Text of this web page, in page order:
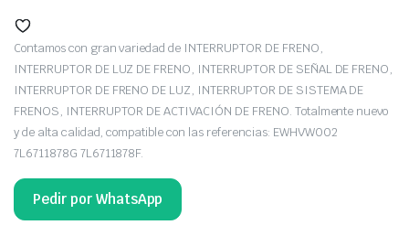
Contamos con gran variedad de INTERRUPTOR DE FRENO,
INTERRUPTOR DE LUZ DE FRENO, INTERRUPTOR DE SEÑAL DE FRENO,
INTERRUPTOR DE FRENO DE LUZ, INTERRUPTOR DE SISTEMA DE
FRENOS, INTERRUPTOR DE ACTIVACIÓN DE FRENO. Totalmente nuevo
y de alta calidad, compatible con las referencias: EWHVW002
7L6711878G 7L6711878F.
Pedir por WhatsApp